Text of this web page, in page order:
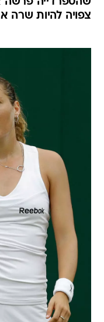
צפויה להיות שרה